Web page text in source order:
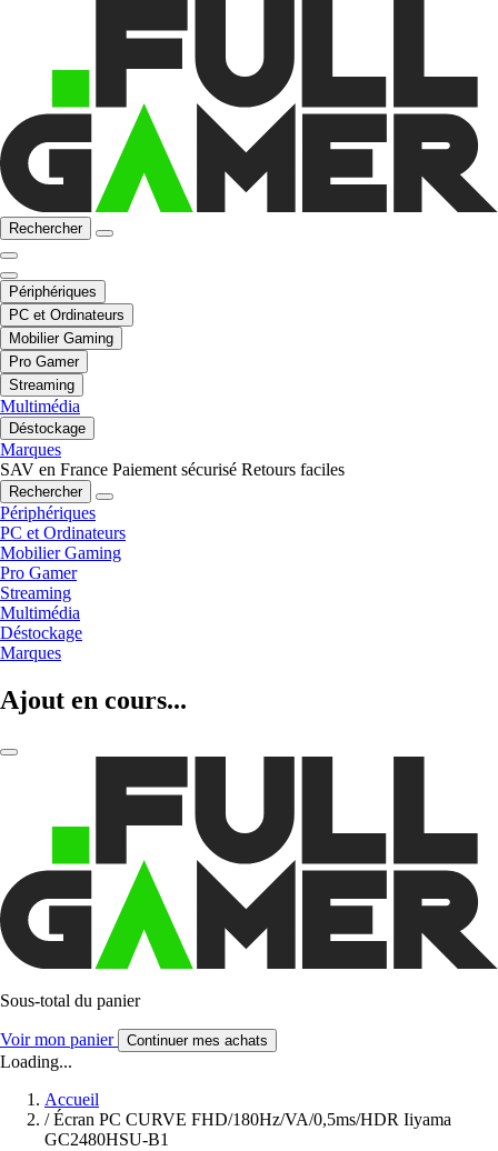
Rechercher
Périphériques
PC et Ordinateurs
Mobilier Gaming
Pro Gamer
Streaming
Multimédia
Déstockage
Marques
SAV en France Paiement sécurisé Retours faciles
Rechercher
Périphériques
PC et Ordinateurs
Mobilier Gaming
Pro Gamer
Streaming
Multimédia
Déstockage
Marques
Ajout en cours...
Sous-total du panier
Voir mon panier Continuer mes achats
Loading...
Accueil
/ Écran PC CURVE FHD/180Hz/VA/0,5ms/HDR Iiyama
GC2480HSU-B1